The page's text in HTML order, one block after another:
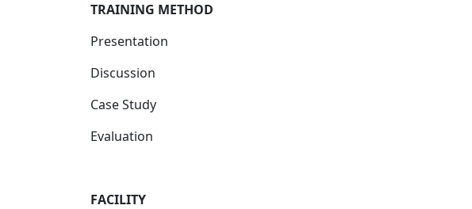
TRAINING METHOD
Presentation
Discussion
Case Study
Evaluation
FACILITY